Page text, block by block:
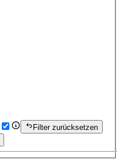
Filter zurücksetzen